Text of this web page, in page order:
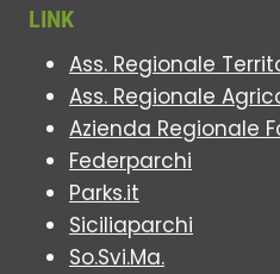
LINK
Ass. Regionale
Ass. Regionale
Azienda Regionale
Federparchi
Parks.it
Siciliaparchi
So.Svi.Ma.